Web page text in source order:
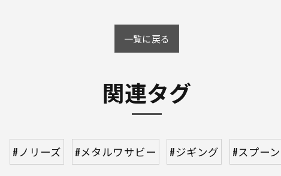
一覧に戻る
関連タグ
#ノリーズ #メタルワサビー #ジギング #スプーン